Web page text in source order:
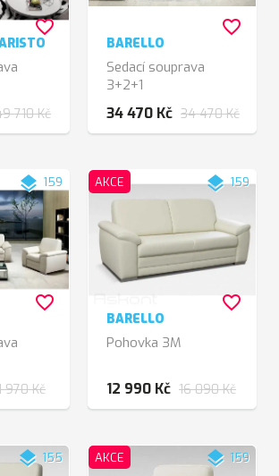
710 Kč
favorite_border
BARELLO
Sedací souprava
3+2+1
34 470 Kč 34 470 Kč
favorite_border
layers 159
970 Kč
favorite_border
AKCE layers159
BARELLO
Pohovka 3M
12 990 Kč 16 090 Kč
favorite_border
layers 155 AKCE layers 159